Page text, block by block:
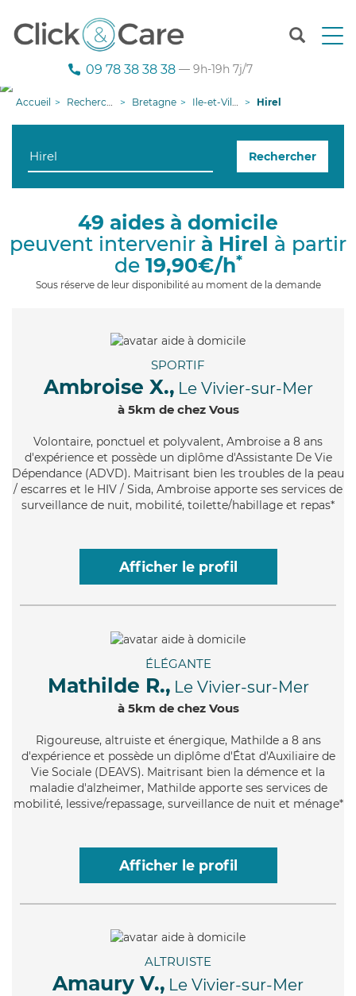
T
n
g
i
09 78 38 38 38 — 9h-19h 7j/7
Accueil Recherche aide à domicile Bretagne Ile-et-Vilaine Hirel
Rechercher
49 aides à domicile
peuvent intervenir à Hirel à partir
de 19,90€/h*
Sous réserve de leur disponibilité au moment de la demande
SPORTIF
Ambroise X., Le Vivier-sur-Mer
à 5km de chez Vous
Volontaire, ponctuel et polyvalent, Ambroise a 8 ans
d'expérience et possède un diplôme d'Assistante De Vie
Dépendance (ADVD). Maitrisant bien les troubles de la peau
/ escarres et le HIV / Sida, Ambroise apporte ses services de
surveillance de nuit, mobilité, toilette/habillage et repas*
Afficher le profil
ÉLÉGANTE
Mathilde R., Le Vivier-sur-Mer
à 5km de chez Vous
Rigoureuse, altruiste et énergique, Mathilde a 8 ans
d'expérience et possède un diplôme d'État d'Auxiliaire de
Vie Sociale (DEAVS). Maitrisant bien la démence et la
maladie d'alzheimer, Mathilde apporte ses services de
mobilité, lessive/repassage, surveillance de nuit et ménage*
Afficher le profil
ALTRUISTE
Amaury V., Le Vivier-sur-Mer